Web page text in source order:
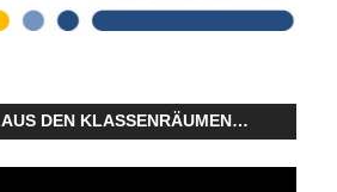
AUS DEN KLASSENRÄUMEN…